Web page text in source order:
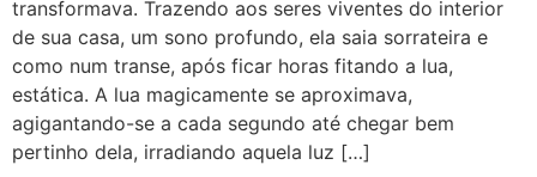
transformava. Trazendo aos seres viventes do interior
de sua casa, um sono profundo, ela saia sorrateira e
como num transe, após ficar horas fitando a lua,
estática. A lua magicamente se aproximava,
agigantando-se a cada segundo até chegar bem
pertinho dela, irradiando aquela luz […]